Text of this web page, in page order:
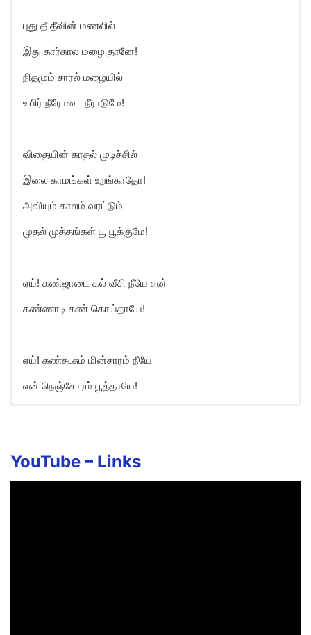
புது தீ தீவின் மணலில்
இது கார்கால மழை தானே!
நிதமும் சாரல் மழையில்
உயிர் நீரோடை நீராடுமே!
விதையின் காதல் முடிச்சில்
இலை காமங்கள் உறங்காதோ!
அவியும் காலம் வரட்டும்
முதல் முத்தங்கள் பூ பூக்குமே!
ஏய்! கண்ஜாடை கல் வீசி நீயே என்
கண்ணாடி கண் கொய்தாயே!
ஏய்! கண்கூசும் மின்சாரம் நீயே
என் நெஞ்சோரம் பூத்தாயே!
Yei! Kanjadai Kal Veesi Neeye Yen
Kannadi Kan Koithaye!
YouTube – Links